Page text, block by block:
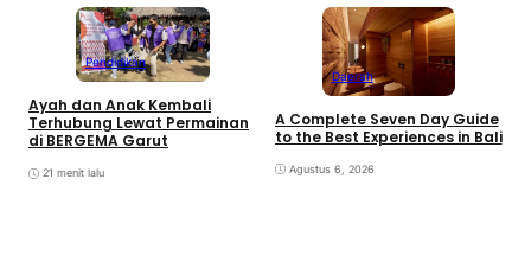
Pendidikan
Ayah dan Anak Kembali
Terhubung Lewat Permainan
di BERGEMA Garut
21 menit lalu
Daerah
A Complete Seven Day Guide
to the Best Experiences in Bali
Agustus 6, 2026